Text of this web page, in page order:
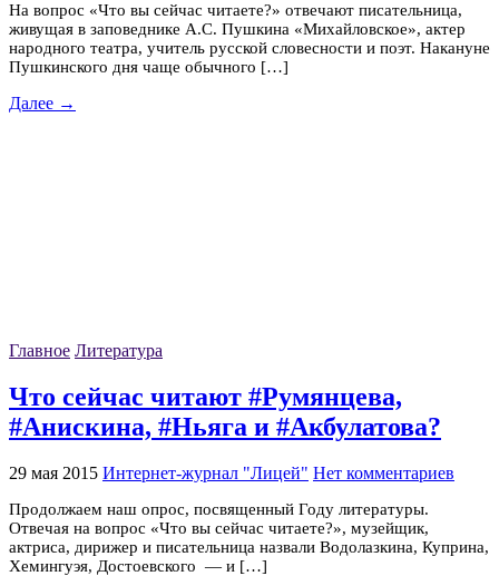
На вопрос «Что вы сейчас читаете?» отвечают писательница,
живущая в заповеднике А.С. Пушкина «Михайловское», актер
народного театра, учитель русской словесности и поэт. Накануне
Пушкинского дня чаще обычного […]
Далее →
Главное Литература
Что сейчас читают #Румянцева,
#Анискина, #Ньяга и #Акбулатова?
29 мая 2015 Интернет-журнал "Лицей" Нет комментариев
Продолжаем наш опрос, посвященный Году литературы.
Отвечая на вопрос «Что вы сейчас читаете?», музейщик,
актриса, дирижер и писательница назвали Водолазкина, Куприна,
Хемингуэя, Достоевского — и […]